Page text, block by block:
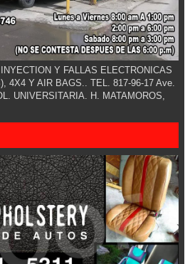
Y FALLAS ELECTRONICAS
4X4 Y AIR BAGS.. TEL. 817-96-17 Ave.
UNIVERSITARIA. H. MATAMOROS,